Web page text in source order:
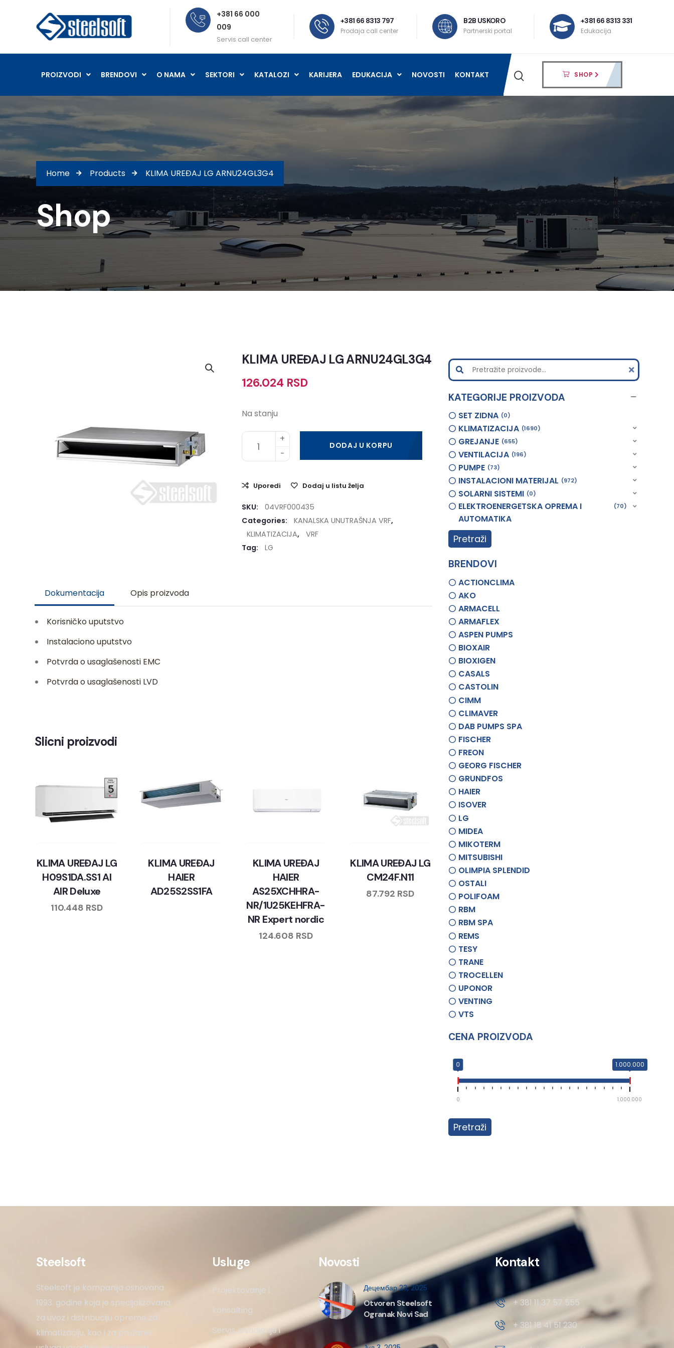
+381 66 000
009
Servis call center
+381 66 8313 797
Prodaja call center
B2B USKORO
Partnerski portal
+381 66 8313 331
Edukacija
PROIZVODI BRENDOVI O NAMA SEKTORI KATALOZI KARIJERA EDUKACIJA NOVOSTI KONTAKT SHOP
Home Products KLIMA UREĐAJ LG ARNU24GL3G4
Shop
KLIMA UREĐAJ LG ARNU24GL3G4
126.024 RSD
Na stanju
DODAJ U KORPU
Uporedi Dodaj u listu želja
SKU:
04VRF000435
Categories:
KANALSKA UNUTRAŠNJA VRF,
KLIMATIZACIJA,
VRF
Tag:
LG
Dokumentacija Opis proizvoda
Korisničko uputstvo
Instalaciono uputstvo
Potvrda o usaglašenosti EMC
Potvrda o usaglašenosti LVD
Slicni proizvodi
KLIMA UREĐAJ LG
H09S1DA.SS1 AI
AIR Deluxe
110.448 RSD
KLIMA UREĐAJ
HAIER
AD25S2SS1FA
KLIMA UREĐAJ
HAIER
AS25XCHHRA-
NR/1U25KEHFRA-
NR Expert nordic
124.608 RSD
KLIMA UREĐAJ LG
CM24F.N11
87.792 RSD
KATEGORIJE PROIZVODA
SET ZIDNA 0
KLIMATIZACIJA 1690
GREJANJE 655
VENTILACIJA 196
PUMPE 73
INSTALACIONI MATERIJAL 972
SOLARNI SISTEMI 0
ELEKTROENERGETSKA OPREMA I
AUTOMATIKA
70
Pretraži
BRENDOVI
ACTIONCLIMA
AKO
ARMACELL
ARMAFLEX
ASPEN PUMPS
BIOXAIR
BIOXIGEN
CASALS
CASTOLIN
CIMM
CLIMAVER
DAB PUMPS SPA
FISCHER
FREON
GEORG FISCHER
GRUNDFOS
HAIER
ISOVER
LG
MIDEA
MIKOTERM
MITSUBISHI
OLIMPIA SPLENDID
OSTALI
POLIFOAM
RBM
RBM SPA
REMS
TESY
TRANE
TROCELLEN
UPONOR
VENTING
VTS
CENA PROIZVODA
0 1.000.000
0 1.000.000
Pretraži
Steelsoft
Steelsoft je kompanija osnovana
1993. godine koja je specijalizovana
za uvoz i distribuciju opreme za
klimatizaciju, kao i za pružanje
Usluge
Projektovanje i
konsalting
Servis, izvodjenje i
Novosti
Децембар 23, 2025
Otvoren Steelsoft
Ogranak Novi Sad
Kontakt
+ 381 11 37 57 555
+ 381 18 41 51 230